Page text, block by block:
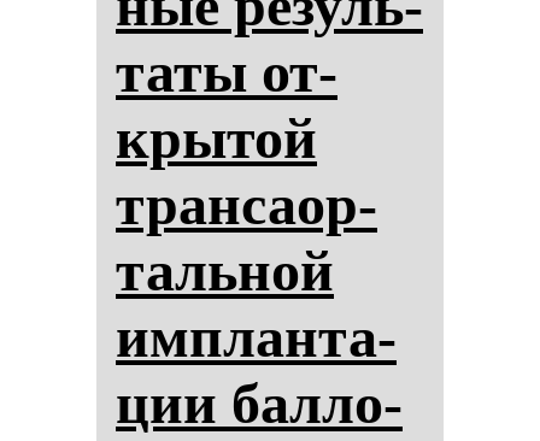
та­ты от­
кры­той
тран­са­ор­
таль­ной
им­план­та­
ции бал­ло­